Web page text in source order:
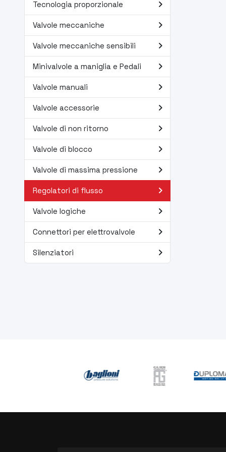
Tecnologia proporzionale navigate_next
Valvole meccaniche navigate_next
Valvole meccaniche sensibili navigate_next
Minivalvole a maniglia e Pedali navigate_next
Valvole manuali navigate_next
Valvole accessorie navigate_next
Valvole di non ritorno navigate_next
Valvole di blocco navigate_next
Valvole di massima pressione navigate_next
Regolatori di flusso navigate_next
Valvole logiche navigate_next
Connettori per elettrovalvole navigate_next
Silenziatori navigate_next